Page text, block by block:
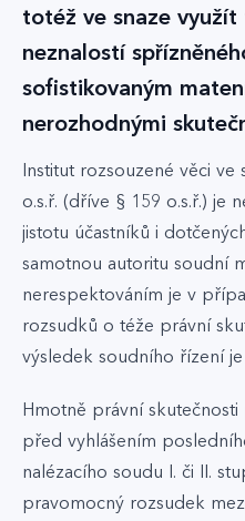
totéž ve snaze
neznalostí
sofistikovaným
nerozhodnými
Institut rozsouzené věci ve
o.s.ř. (dříve § 159 o.s.ř.) je
jistotu účastníků i
samotnou autoritu soudní
nerespektováním je v
rozsudků o téže právní
výsledek soudního řízení
Hmotně právní
před vyhlášením
nalézacího soudu I. či II.
pravomocný rozsudek